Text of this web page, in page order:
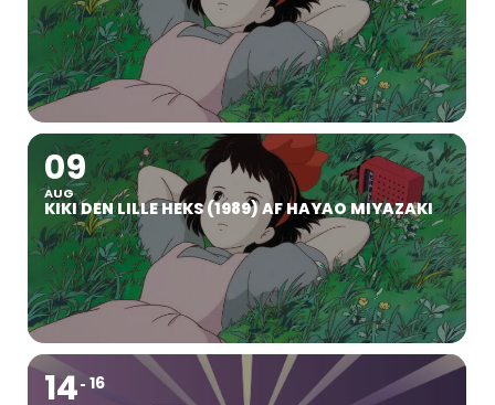
09
AUG
KIKI DEN LILLE HEKS (1989) AF HAYAO MIYAZAKI
14 16